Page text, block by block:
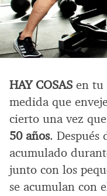
HAY COSAS en tu
medida que
cierto una vez
50 años. Después
acumulado
junto con los
se acumulan con